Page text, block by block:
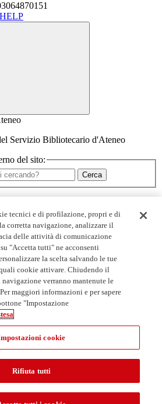
Servizio Bibliotecario d'Ateneo
del sito:
Cerca
biblioteca
con gli editori
- MLOL
tecnici e di profilazione, propri e di
corretta navigazione, analizzare il
delle attività di comunicazione
"Accetta tutti" ne acconsenti
la scelta salvando le tue
cookie attivare. Chiudendo il
navigazione verranno mantenute le
maggiori informazioni e per sapere
"Impostazione
cookie
Rifiuta tutti